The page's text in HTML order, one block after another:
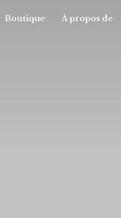
Boutique À propos de